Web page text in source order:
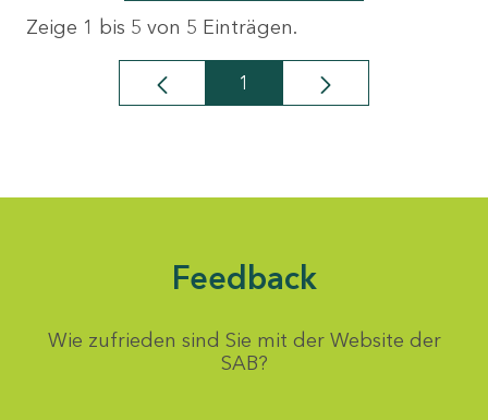
Zeige 1 bis 5 von 5 Einträgen.
Seite
1
Feedback
Wie zufrieden sind Sie mit der Website der
SAB?